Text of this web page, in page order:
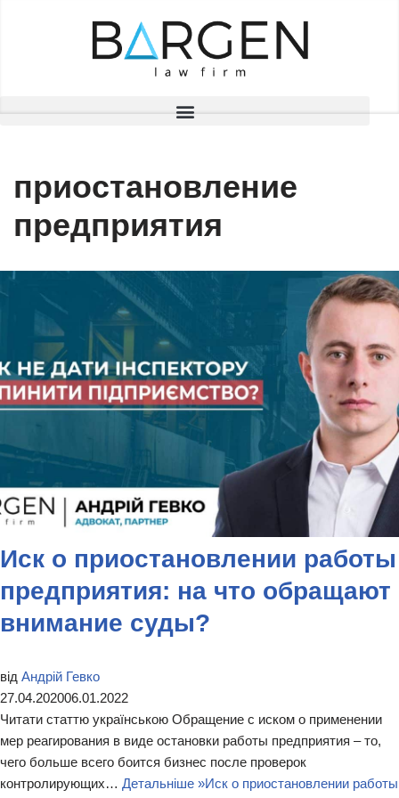
приостановление
предприятия
Иск о приостановлении работы
предприятия: на что обращают
внимание суды?
від Андрій Гевко
27.04.202006.01.2022
Читати статтю українською Обращение с иском о применении
мер реагирования в виде остановки работы предприятия – то,
чего больше всего боится бизнес после проверок
контролирующих… Детальніше »Иск о приостановлении работы